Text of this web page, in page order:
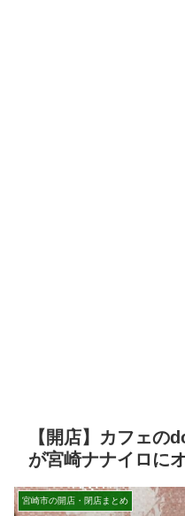
【開店】カフェの
が宮崎ナナイロに
宮崎市の開店・閉店まとめ